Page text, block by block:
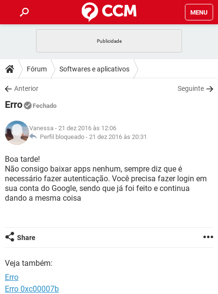
MENU
CELULAR FACEBOOK
OUTLOOK
INSTAGRAM
GUIA DE COMPRAS
DICAS
JOGOS WHATSAPP
INSTAGRAM
GUIA DE COMPRAS
DOWNLOADS
JOGOS
CELULAR
OUTLOOK EXCEL
INSTAGRAM
GUIA DE COMPRAS
FÓRUM
JOGOS
CELULAR
OUTLOOK
INSTAGRAM GMAIL
GUIA DE COMPRAS
GLOSSÁRIO
CELULAR FACEBOOK
OUTLOOK EXCEL
Fórum Softwares e aplicativos
Anterior Seguinte
Erro Fechado
Vanessa - 21 dez 2016 às 12:06
Perfil bloqueado - 21 dez 2016 às 20:31
Boa tarde!
Não consigo baixar apps nenhum, sempre diz que é
necessário fazer autenticação. Você precisa fazer login em
sua conta do Google, sendo que já foi feito e continua
dando a mesma coisa
Share
Veja também:
Erro
Erro 0xc00007b